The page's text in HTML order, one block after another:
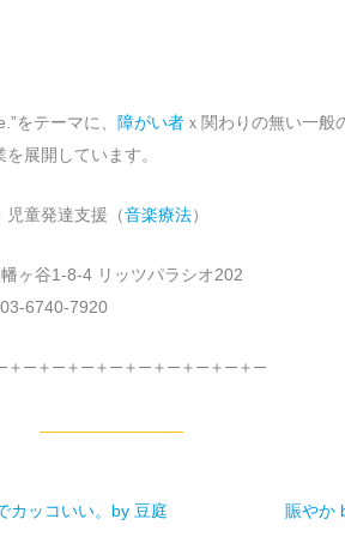
をテーマに、 障がい者 ｘ関わりの無い一般
展開しています。
児童発達支援（音楽療法）
ヶ谷1-8-4 リッツパラシオ202
6740-7920
＋─＋─＋─＋─＋─＋─＋─＋─＋─
カッコいい。by 豆庭 賑やか